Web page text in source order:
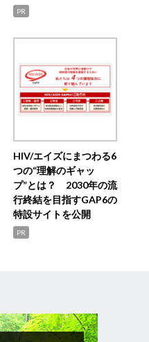
PR
HIV/エイズにまつわる6
つの“理解のギャッ
プ”とは？ 2030年の流
行終結を目指すGAP6の
特設サイトを公開
PR